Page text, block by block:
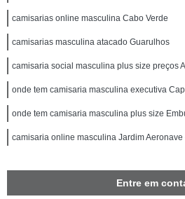
camisarias online masculina Cabo Verde
camisarias masculina atacado Guarulhos
camisaria social masculina plus size preços
onde tem camisaria masculina executiva
onde tem camisaria masculina plus size
camisaria online masculina Jardim
Entre em